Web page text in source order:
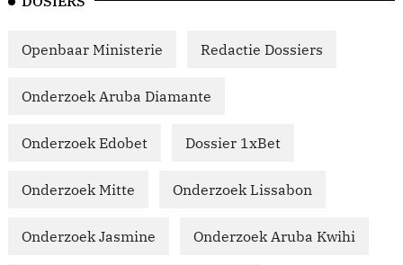
Openbaar Ministerie Redactie Dossiers
Onderzoek Aruba Diamante
Onderzoek Edobet Dossier 1xBet
Onderzoek Mitte Onderzoek Lissabon
Onderzoek Jasmine Onderzoek Aruba Kwihi